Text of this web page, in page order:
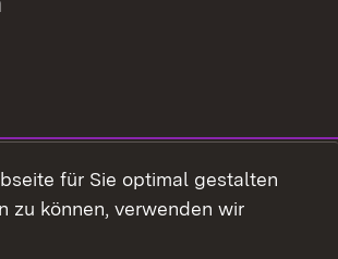
für Sie optimal gestalten
zu können, verwenden wir